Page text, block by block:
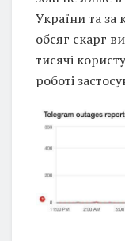
України та за
обсяг скарг
тисячі
роботі